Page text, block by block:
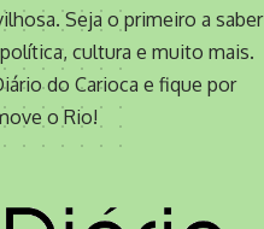
Seja o primeiro a saber
cultura e muito mais.
do Carioca e fique por
o Rio!